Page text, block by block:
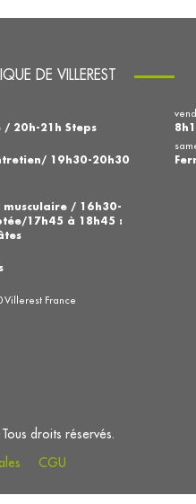
DE VILLEREST
Villerest France
/ 20h-21h Steps
19h30-20h30
/ 16h30-
17h45 à 18h45 :
droits réservés.
CGU